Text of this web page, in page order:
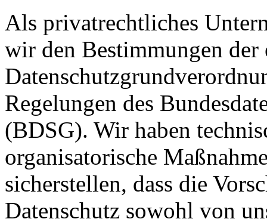
Als privatrechtliches
wir den Bestimmungen der
Regelungen des
(BDSG). Wir haben
organisatorische
sicherstellen, dass die
Datenschutz sowohl von